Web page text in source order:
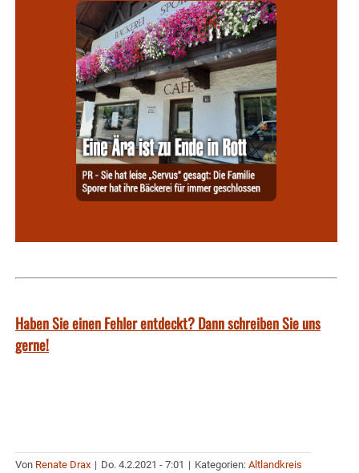
Haben Sie einen Fehler entdeckt? Dann schreiben Sie uns
gerne!
Von Renate Drax | Do. 4.2.2021 - 7:01 | Kategorien: Altlandkreis